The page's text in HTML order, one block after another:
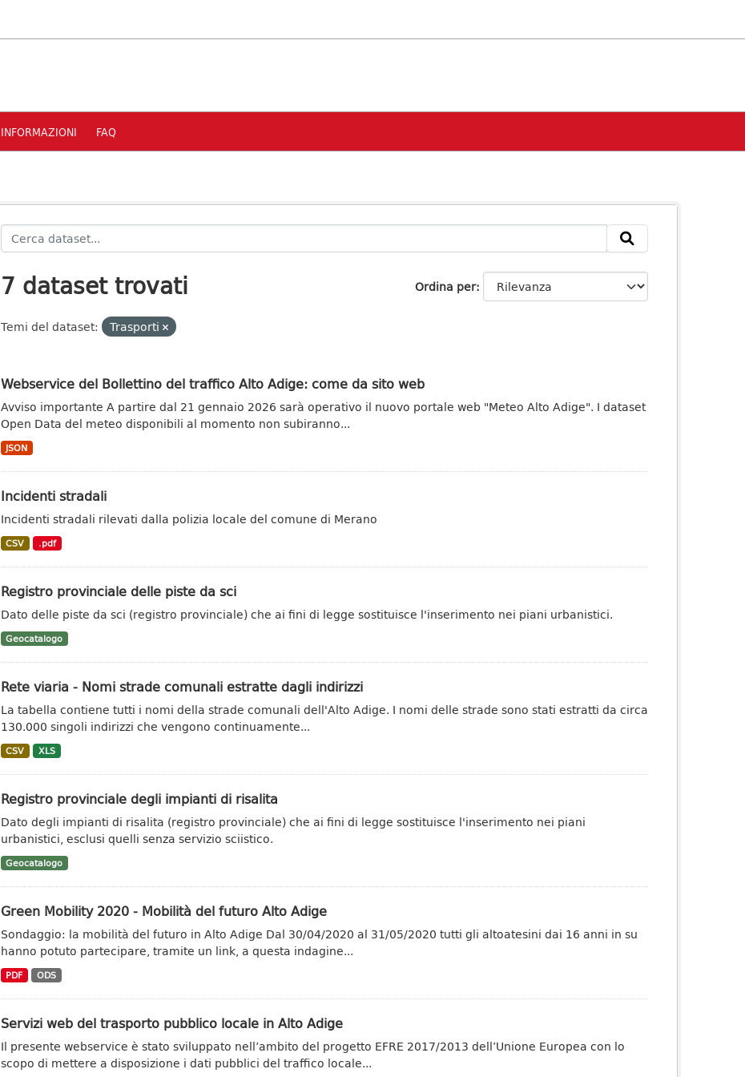
INFORMAZIONI FAQ
Ordina per
7 dataset trovati
Temi del dataset: Trasporti
Webservice del Bollettino del traffico Alto Adige: come da sito web
Avviso importante A partire dal 21 gennaio 2026 sarà operativo il nuovo portale web "Meteo Alto Adige". I dataset
Open Data del meteo disponibili al momento non subiranno...
JSON
Incidenti stradali
Incidenti stradali rilevati dalla polizia locale del comune di Merano
CSV .pdf
Registro provinciale delle piste da sci
Dato delle piste da sci (registro provinciale) che ai fini di legge sostituisce l'inserimento nei piani urbanistici.
Geocatalogo
Rete viaria - Nomi strade comunali estratte dagli indirizzi
La tabella contiene tutti i nomi della strade comunali dell'Alto Adige. I nomi delle strade sono stati estratti da circa
130.000 singoli indirizzi che vengono continuamente...
CSV XLS
Registro provinciale degli impianti di risalita
Dato degli impianti di risalita (registro provinciale) che ai fini di legge sostituisce l'inserimento nei piani
urbanistici, esclusi quelli senza servizio sciistico.
Geocatalogo
Green Mobility 2020 - Mobilità del futuro Alto Adige
Sondaggio: la mobilità del futuro in Alto Adige Dal 30/04/2020 al 31/05/2020 tutti gli altoatesini dai 16 anni in su
hanno potuto partecipare, tramite un link, a questa indagine...
PDF ODS
Servizi web del trasporto pubblico locale in Alto Adige
Il presente webservice è stato sviluppato nell’ambito del progetto EFRE 2017/2013 dell’Unione Europea con lo
scopo di mettere a disposizione i dati pubblici del traffico locale...